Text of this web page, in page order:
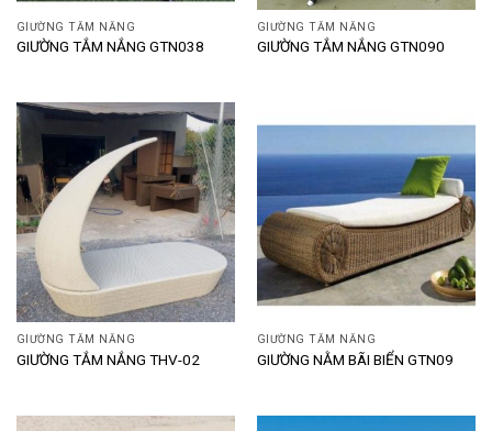
GIƯỜNG TẮM NẮNG
GIƯỜNG TẮM NẮNG GTN038
GIƯỜNG TẮM NẮNG
GIƯỜNG TẮM NẮNG GTN090
GIƯỜNG TẮM NẮNG
GIƯỜNG TẮM NẮNG THV-02
GIƯỜNG TẮM NẮNG
GIƯỜNG NẰM BÃI BIỂN GTN09